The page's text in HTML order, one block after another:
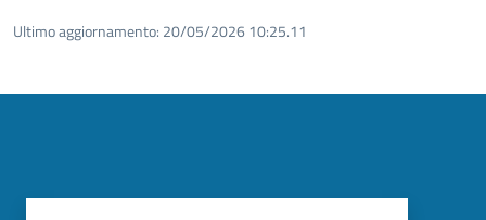
Ultimo aggiornamento: 20/05/2026 10:25.11